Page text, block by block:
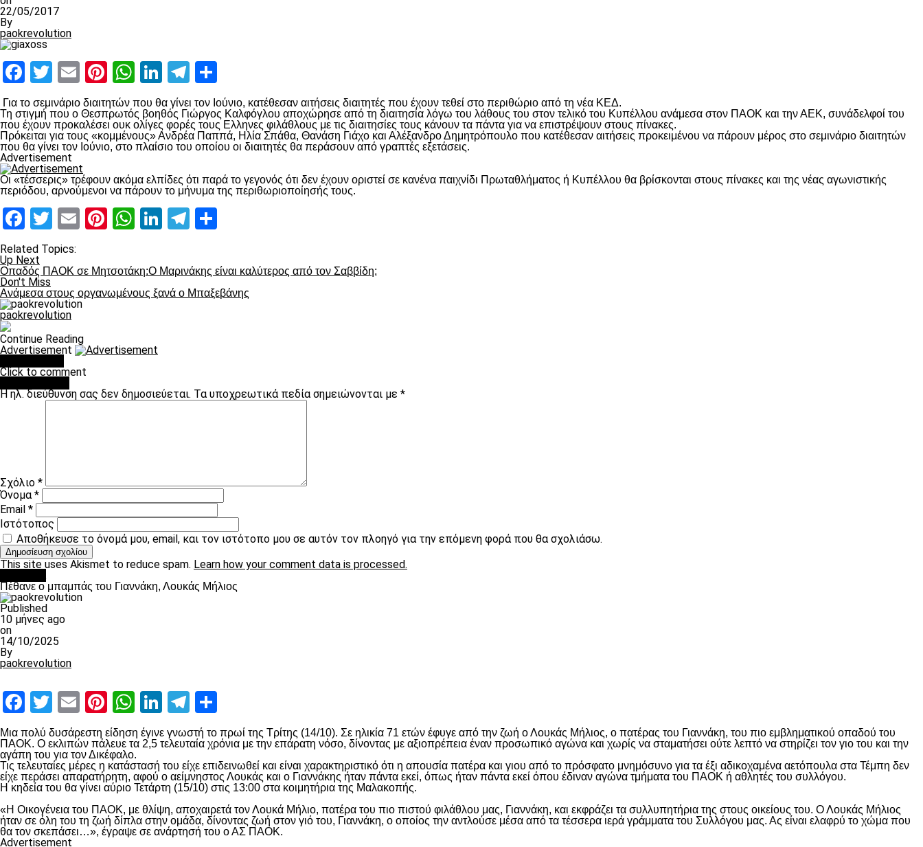
22/05/2017
By
paokrevolution
Facebook
Twitter
EmailPinterest
WhatsApp
LinkedIn
Telegram
Για το σεμινάριο διαιτητών που θα γίνει τον Ιούνιο, κατέθεσαν αιτήσεις διαιτητές που έχουν τεθεί στο περιθώριο από τη νέα ΚΕΔ.
Τη στιγμή που ο Θεσπρωτός βοηθός Γιώργος Καλφόγλου αποχώρησε από τη διαιτησία λόγω του λάθους του στον τελικό του Κυπέλλου ανάμεσα στον ΠΑΟΚ και την ΑΕΚ, συνάδελφοί του
που έχουν προκαλέσει ουκ ολίγες φορές τους Ελληνες φιλάθλους με τις διαιτησίες τους κάνουν τα πάντα για να επιστρέψουν στους πίνακες.
Πρόκειται για τους «κομμένους» Ανδρέα Παππά, Ηλία Σπάθα, Θανάση Γιάχο και Αλέξανδρο Δημητρόπουλο που κατέθεσαν αιτήσεις προκειμένου να πάρουν μέρος στο σεμινάριο διαιτητών
που θα γίνει τον Ιούνιο, στο πλαίσιο του οποίου οι διαιτητές θα περάσουν από γραπτές εξετάσεις.
Advertisement
Οι «τέσσερις» τρέφουν ακόμα ελπίδες ότι παρά το γεγονός ότι δεν έχουν οριστεί σε κανένα παιχνίδι Πρωταθλήματος ή Κυπέλλου θα βρίσκονται στους πίνακες και της νέας αγωνιστικής
περιόδου, αρνούμενοι να πάρουν το μήνυμα της περιθωριοποίησής τους.
Facebook
Twitter
EmailPinterest
WhatsApp
LinkedIn
Telegram
Related Topics:
Up Next
Οπαδός ΠΑΟΚ σε Μητσοτάκη:Ο Μαρινάκης είναι καλύτερος από τον Σαββίδη;
Don't Miss
Ανάμεσα στους οργανωμένους ξανά ο Μπαξεβάνης
paokrevolution
Continue Reading
Advertisement
Click to comment
Η ηλ. διεύθυνση σας δεν δημοσιεύεται. Τα υποχρεωτικά πεδία σημειώνονται με *
Σχόλιο *
Όνομα*
Email *
Ιστότοπος
Αποθήκευσε το όνομά μου, email, και τον ιστότοπο μου σε αυτόν τον πλοηγό για την επόμενη φορά που θα σχολιάσω.
This site uses Akismet to reduce spam. Learn how your comment data is processed.
Πέθανε ο μπαμπάς του Γιαννάκη, Λουκάς Μήλιος
Published
10 μήνες ago
on
14/10/2025
By
paokrevolution
Facebook
Twitter
EmailPinterest
WhatsApp
LinkedIn
Telegram
Μια πολύ δυσάρεστη είδηση έγινε γνωστή το πρωί της Τρίτης (14/10). Σε ηλικία 71 ετών έφυγε από την ζωή ο Λουκάς Μήλιος, ο πατέρας του Γιαννάκη, του πιο εμβληματικού οπαδού του
ΠΑΟΚ. Ο εκλιπών πάλευε τα 2,5 τελευταία χρόνια με την επάρατη νόσο, δίνοντας με αξιοπρέπεια έναν προσωπικό αγώνα και χωρίς να σταματήσει ούτε λεπτό να στηρίζει τον γιο του και την
αγάπη του για τον Δικέφαλο.
Τις τελευταίες μέρες η κατάστασή του είχε επιδεινωθεί και είναι χαρακτηριστικό ότι η απουσία πατέρα και γιου από το πρόσφατο μνημόσυνο για τα έξι αδικοχαμένα αετόπουλα στα Τέμπη δεν
είχε περάσει απαρατήρητη, αφού ο αείμνηστος Λουκάς και ο Γιαννάκης ήταν πάντα εκεί, όπως ήταν πάντα εκεί όπου έδιναν αγώνα τμήματα του ΠΑΟΚ ή αθλητές του συλλόγου.
Η κηδεία του θα γίνει αύριο Τετάρτη (15/10) στις 13:00 στα κοιμητήρια της Μαλακοπής.
«Η Οικογένεια του ΠΑΟΚ, με θλίψη, αποχαιρετά τον Λουκά Μήλιο, πατέρα του πιο πιστού φιλάθλου μας, Γιαννάκη, και εκφράζει τα συλλυπητήρια της στους οικείους του. Ο Λουκάς Μήλιος
ήταν σε όλη του τη ζωή δίπλα στην ομάδα, δίνοντας ζωή στον γιό του, Γιαννάκη, ο οποίος την αντλούσε μέσα από τα τέσσερα ιερά γράμματα του Συλλόγου μας. Ας είναι ελαφρύ το χώμα που
θα τον σκεπάσει…», έγραψε σε ανάρτησή του ο ΑΣ ΠΑΟΚ.
Advertisement